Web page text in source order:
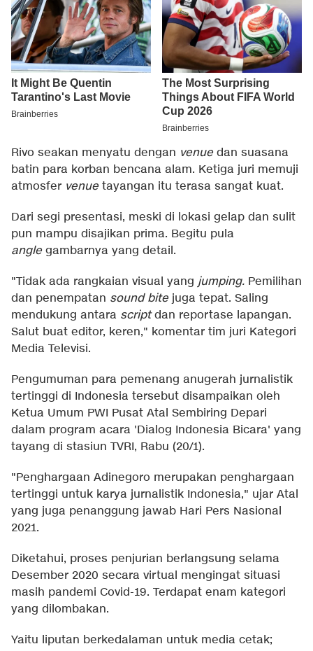
Rivo seakan menyatu dengan venue dan suasana
batin para korban bencana alam. Ketiga juri memuji
atmosfer venue tayangan itu terasa sangat kuat.
Dari segi presentasi, meski di lokasi gelap dan sulit
pun mampu disajikan prima. Begitu pula
angle gambarnya yang detail.
"Tidak ada rangkaian visual yang jumping. Pemilihan
dan penempatan sound bite juga tepat. Saling
mendukung antara scriptdan reportase lapangan.
Salut buat editor, keren," komentar tim juri Kategori
Media Televisi.
Pengumuman para pemenang anugerah jurnalistik
tertinggi di Indonesia tersebut disampaikan oleh
Ketua Umum PWI Pusat Atal Sembiring Depari
dalam program acara 'Dialog Indonesia Bicara' yang
tayang di stasiun TVRI, Rabu (20/1).
"Penghargaan Adinegoro merupakan penghargaan
tertinggi untuk karya jurnalistik Indonesia," ujar Atal
yang juga penanggung jawab Hari Pers Nasional
2021.
Diketahui, proses penjurian berlangsung selama
Desember 2020 secara virtual mengingat situasi
masih pandemi Covid-19. Terdapat enam kategori
yang dilombakan.
Yaitu liputan berkedalaman untuk media cetak;